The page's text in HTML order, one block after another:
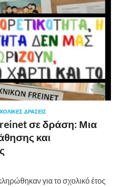
ΔΡΆΣΕΙΣ
σε δράση: Μια
και
για το σχολικό έτος